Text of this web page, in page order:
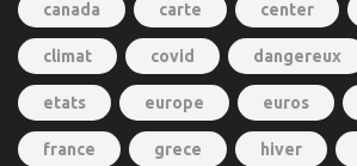
canada carte center
climat covid dangereux
etats europe euros
france grece hiver